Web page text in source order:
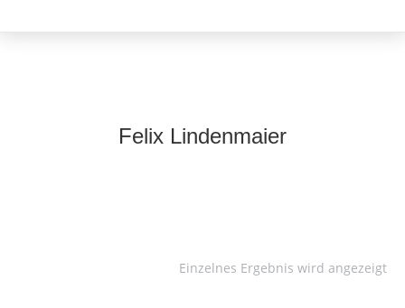
Felix Lindenmaier
Einzelnes Ergebnis wird angezeigt